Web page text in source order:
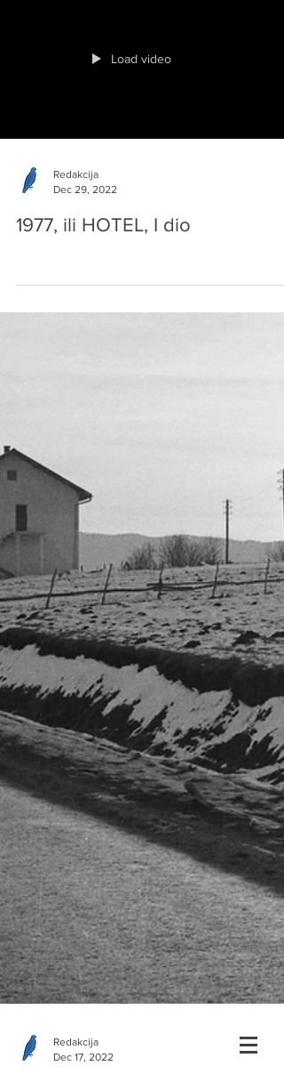
Load video
Redakcija
Dec 29, 2022
1977, ili HOTEL, I dio